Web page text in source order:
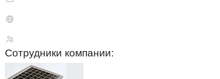
Сотрудники компании: